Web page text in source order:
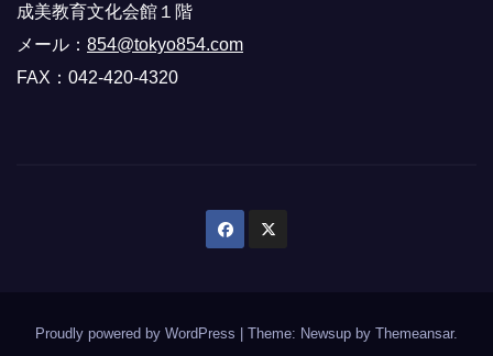
成美教育文化会館１階
メール： 854@tokyo854.com
FAX：042-420-4320
Proudly powered by WordPress | Theme: Newsup by Themeansar.